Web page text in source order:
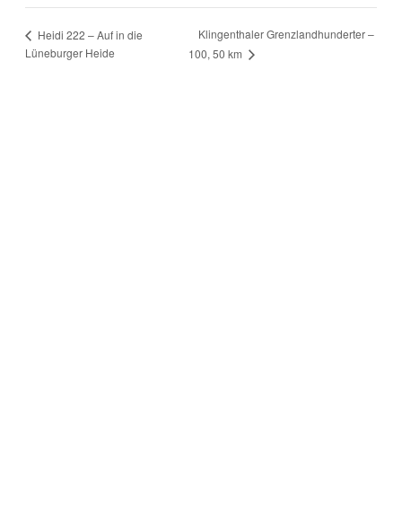
Heidi 222 – Auf in die
Lüneburger Heide
Klingenthaler Grenzlandhunderter –
100, 50 km